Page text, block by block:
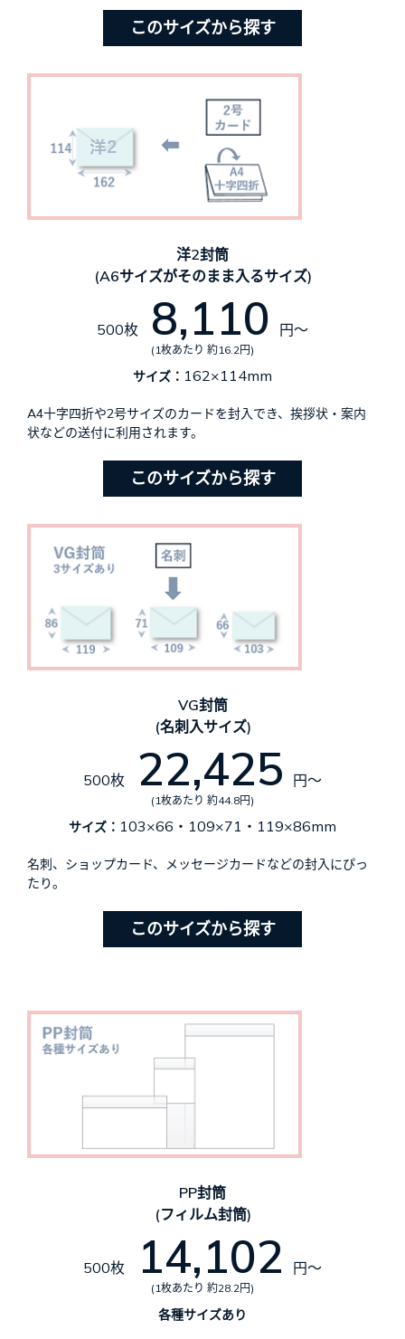
このサイズから探す
洋2封筒
(A6サイズがそのまま入るサイズ)
500枚 8,110 円～
(1枚あたり 約16.2円)
サイズ： 162×114mm
A4十字四折や2号サイズのカードを封入でき、挨拶状・案内
状などの送付に利用されます。
このサイズから探す
VG封筒
(名刺入サイズ)
500枚 22,425 円～
(1枚あたり 約44.8円)
サイズ： 103×66・109×71・119×86mm
名刺、ショップカード、メッセージカードなどの封入にぴっ
たり。
このサイズから探す
PP封筒
(フィルム封筒)
500枚 14,102 円～
(1枚あたり 約28.2円)
各種サイズあり